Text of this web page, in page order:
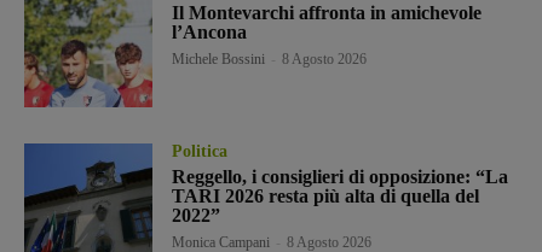
Il Montevarchi affronta in amichevole
l’Ancona
Michele Bossini 8 Agosto 2026
Politica
Reggello, i consiglieri di opposizione: “La
TARI 2026 resta più alta di quella del
2022”
Monica Campani 8 Agosto 2026